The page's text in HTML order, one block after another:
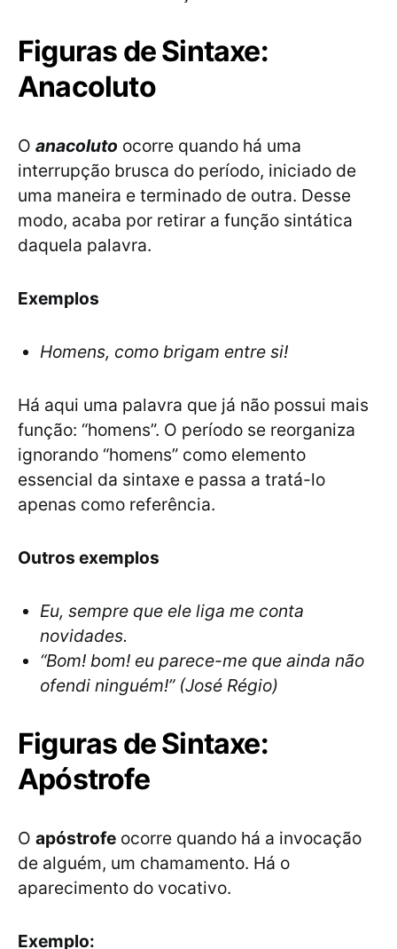
Figuras de Sintaxe:
Anacoluto
O anacoluto ocorre quando há uma
interrupção brusca do período, iniciado de
uma maneira e terminado de outra. Desse
modo, acaba por retirar a função sintática
daquela palavra.
Exemplos
Homens, como brigam entre si!
Há aqui uma palavra que já não possui mais
função: “homens”. O período se reorganiza
ignorando “homens” como elemento
essencial da sintaxe e passa a tratá-lo
apenas como referência.
Outros exemplos
Eu, sempre que ele liga me conta
novidades.
“Bom! bom! eu parece-me que ainda não
ofendi ninguém!” (José Régio)
Figuras de Sintaxe:
Apóstrofe
O apóstrofe ocorre quando há a invocação
de alguém, um chamamento. Há o
aparecimento do vocativo.
Exemplo: